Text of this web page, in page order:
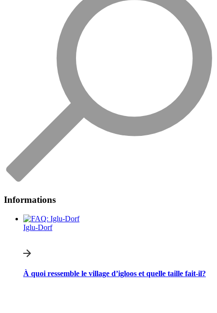
Informations
Iglu-Dorf
À quoi ressemble le village d’igloos et quelle taille fait-il?